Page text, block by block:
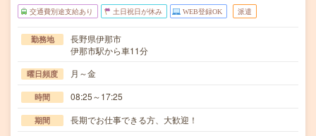
交通費別途支給あり 土日祝日が休み WEB登録OK 派遣
勤務地
長野県伊那市
伊那市駅から車11分
曜日頻度 月～金
時間 08:25～17:25
期間 長期でお仕事できる方、大歓迎！